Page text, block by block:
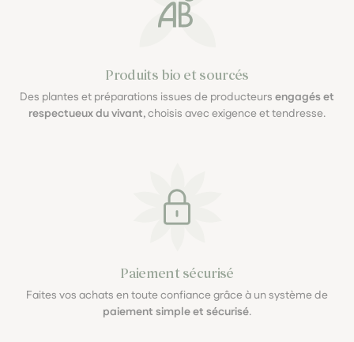
Produits bio et sourcés
Des plantes et préparations issues de producteurs engagés et
respectueux du vivant, choisis avec exigence et tendresse.
Paiement sécurisé
Faites vos achats en toute confiance grâce à un système de
paiement simple et sécurisé.